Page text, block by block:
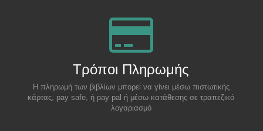
Τρόποι Πληρωμής
Η πληρωμή των βιβλίων μπορεί να γίνει μέσω πιστωτικής
κάρτας, pay safe, ή pay pal ή μέσω κατάθεσης σε τραπεζικό
λογαριασμό